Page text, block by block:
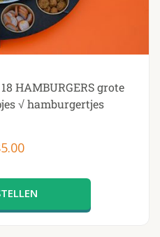
HAMBURGERS grote
√ hamburgertjes